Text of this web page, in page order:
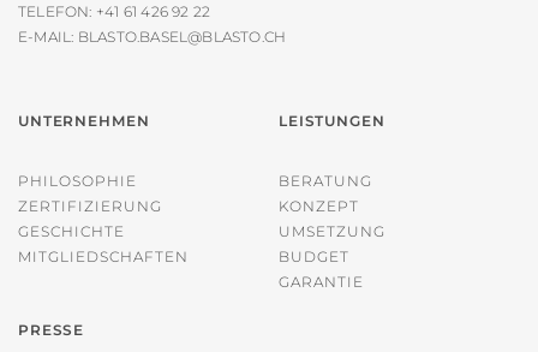
TELEFON: +41 61 426 92 22
E-MAIL: BLASTO.BASEL@BLASTO.CH
UNTERNEHMEN
PHILOSOPHIE
ZERTIFIZIERUNG
GESCHICHTE
MITGLIEDSCHAFTEN
LEISTUNGEN
BERATUNG
KONZEPT
UMSETZUNG
BUDGET
GARANTIE
PRESSE